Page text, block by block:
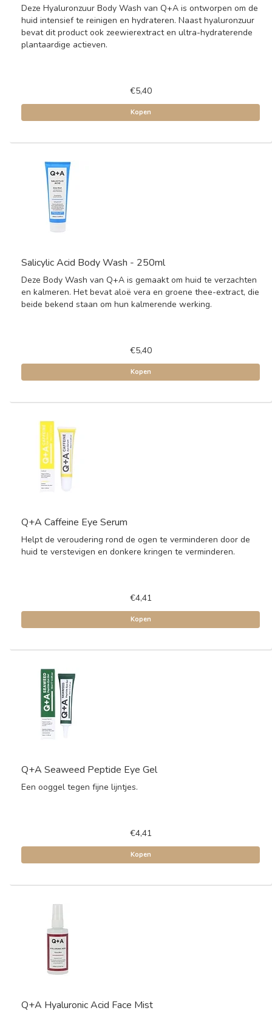
Deze Hyaluronzuur Body Wash van Q+A is ontworpen om de
huid intensief te reinigen en hydrateren. Naast hyaluronzuur
bevat dit product ook zeewierextract en ultra-hydraterende
plantaardige actieven.
€5,40
Kopen
Salicylic Acid Body Wash - 250ml
Deze Body Wash van Q+A is gemaakt om huid te verzachten
en kalmeren. Het bevat aloë vera en groene thee-extract, die
beide bekend staan om hun kalmerende werking.
€5,40
Kopen
Q+A Caffeine Eye Serum
Helpt de veroudering rond de ogen te verminderen door de
huid te verstevigen en donkere kringen te verminderen.
€4,41
Kopen
Q+A Seaweed Peptide Eye Gel
Een ooggel tegen fijne lijntjes.
€4,41
Kopen
Q+A Hyaluronic Acid Face Mist